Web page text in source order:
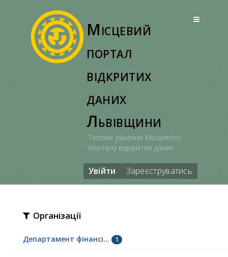
Місцевий
портал
відкритих
даних
Львівщини
Типове рішення Місцевого
порталу відкритих даних
Увійти Зареєструватись
Організації
Департамент фінансі... 1